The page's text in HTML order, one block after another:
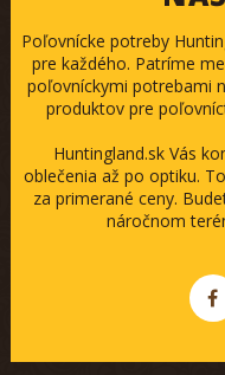
Poľovnícke potreby
pre každého. Patríme
poľovníckymi potrebami
produktov pre
Huntingland.sk Vás
oblečenia až po optiku.
za primerané ceny.
náročnom